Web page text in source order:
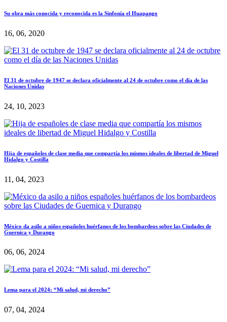
Su obra más conocida y reconocida es la Sinfonía el Huapango
16, 06, 2020
El 31 de octubre de 1947 se declara oficialmente al 24 de octubre como el día de las
Naciones Unidas
24, 10, 2023
Hija de españoles de clase media que compartía los mismos ideales de libertad de Miguel
Hidalgo y Costilla
11, 04, 2023
México da asilo a niños españoles huérfanos de los bombardeos sobre las Ciudades de
Guernica y Durango
06, 06, 2024
Lema para el 2024: “Mi salud, mi derecho”
07, 04, 2024